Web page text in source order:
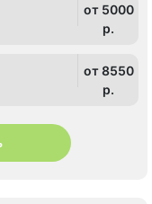
от 5000
p.
от 8550
p.